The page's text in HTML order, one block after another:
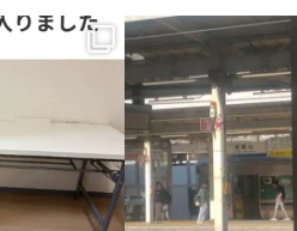
0
一番最初の予定では、午
から大阪市内出張だった
主治医が父を含めて
1 0